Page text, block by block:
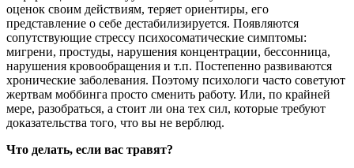
оценок своим действиям, теряет ориентиры, его
представление о себе дестабилизируется. Появляются
сопутствующие стрессу психосоматические симптомы:
мигрени, простуды, нарушения концентрации, бессонница,
нарушения кровообращения и т.п. Постепенно развиваются
хронические заболевания. Поэтому психологи часто советуют
жертвам моббинга просто сменить работу. Или, по крайней
мере, разобраться, а стоит ли она тех сил, которые требуют
доказательства того, что вы не верблюд.
Что делать, если вас травят?